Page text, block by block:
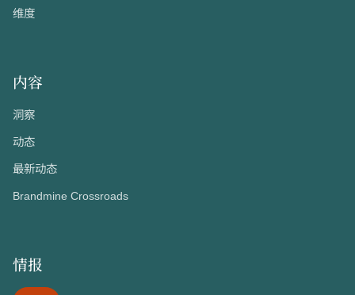
维度
内容
洞察
动态
最新动态
Brandmine Crossroads
情报